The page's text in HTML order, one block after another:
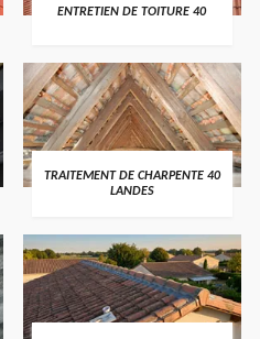
ENTRETIEN DE TOITURE 40
TRAITEMENT DE CHARPENTE 40
LANDES